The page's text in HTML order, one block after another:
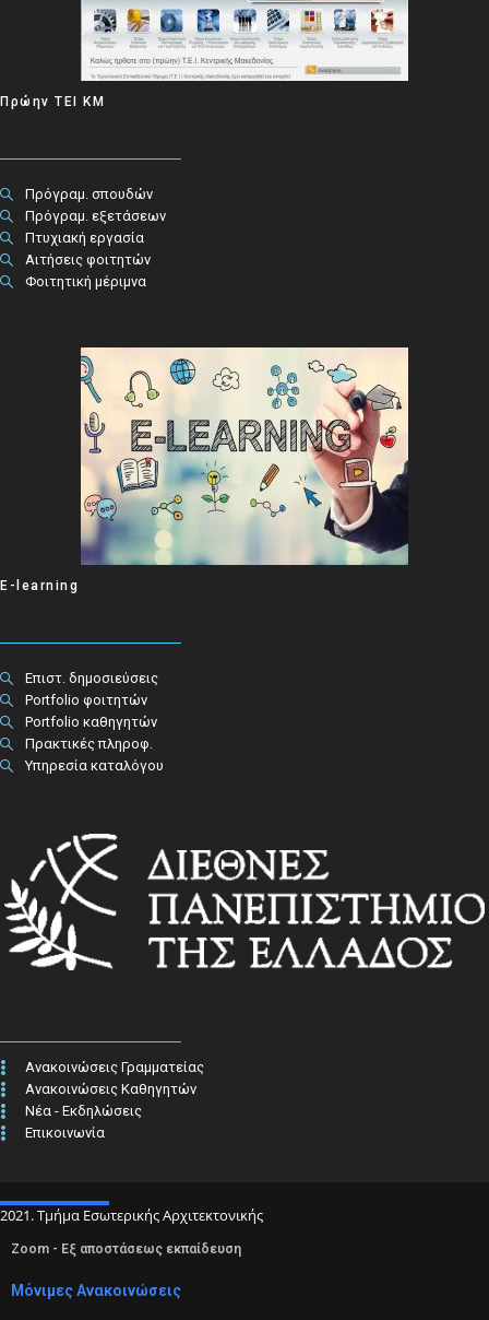
Πρώην ΤΕΙ ΚΜ
Πρόγραμ. σπουδών
Πρόγραμ. εξετάσεων
Πτυχιακή εργασία
Αιτήσεις φοιτητών
Φοιτητική μέριμνα
E-learning
Επιστ. δημοσιεύσεις
Portfolio φοιτητών
Portfolio καθηγητών
Πρακτικές πληροφ.​
Υπηρεσία καταλόγου
Ανακοινώσεις Γραμματείας
Ανακοινώσεις Καθηγητών
Νέα - Εκδηλώσεις
Επικοινωνία
2021. Τμήμα Εσωτερικής Αρχιτεκτονικής
Zoom - Εξ αποστάσεως εκπαίδευση
Μόνιμες Ανακοινώσεις